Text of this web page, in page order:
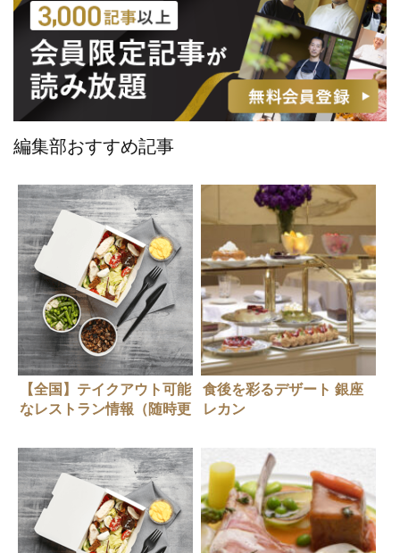
編集部おすすめ記事
【全国】テイクアウト可能
なレストラン情報（随時更
食後を彩るデザート 銀座
レカン